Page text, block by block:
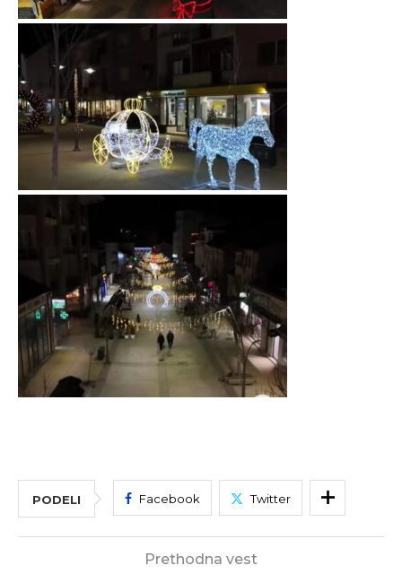
PODELI Facebook Twitter
Prethodna vest